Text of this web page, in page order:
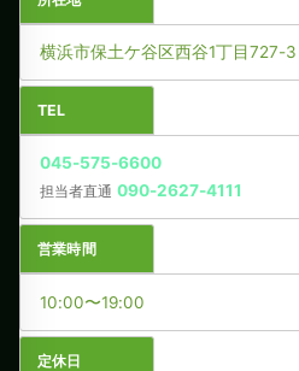
横浜市保土ケ谷区西谷1丁目727-3
TEL
045-575-6600
担当者直通 090-2627-4111
営業時間
10:00〜19:00
定休日